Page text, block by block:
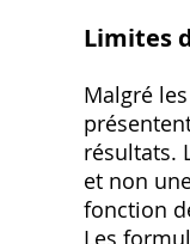
Limites
Malgré
résultats.
et non
fonction